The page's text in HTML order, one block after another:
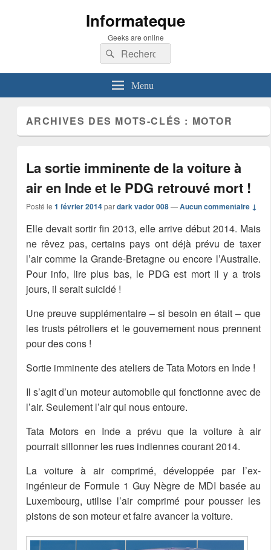
Informateque
Geeks are online
Recherche :
Rechercher
Menu
ARCHIVES DES MOTS-CLÉS : MOTOR
La sortie imminente de la voiture à
air en Inde et le PDG retrouvé mort !
Posté le 1 février 2014 pardark vador 008 —Aucun commentaire ↓
Elle devait sortir fin 2013, elle arrive début 2014. Mais
ne rêvez pas, certains pays ont déjà prévu de taxer
l’air comme la Grande-Bretagne ou encore l’Australie.
Pour info, lire plus bas, le PDG est mort il y a trois
jours, il serait suicidé !
Une preuve supplémentaire – si besoin en était – que
les trusts pétroliers et le gouvernement nous prennent
pour des cons !
Sortie imminente des ateliers de Tata Motors en Inde !
Il s’agit d’un moteur automobile qui fonctionne avec de
l’air. Seulement l’air qui nous entoure.
Tata Motors en Inde a prévu que la voiture à air
pourrait sillonner les rues indiennes courant 2014.
La voiture à air comprimé, développée par l’ex-
ingénieur de Formule 1 Guy Nègre de MDI basée au
Luxembourg, utilise l’air comprimé pour pousser les
pistons de son moteur et faire avancer la voiture.